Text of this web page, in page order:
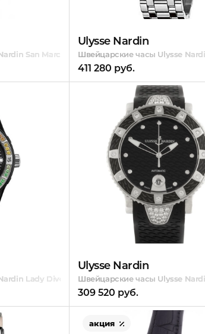
San Marco GMT
Ulysse Nardin
Швейцарские часы Ulysse
411 280 руб.
Lady Diver Rainbow 39 mm
Ulysse Nardin
Швейцарские часы Ulysse
309 520 руб.
акция